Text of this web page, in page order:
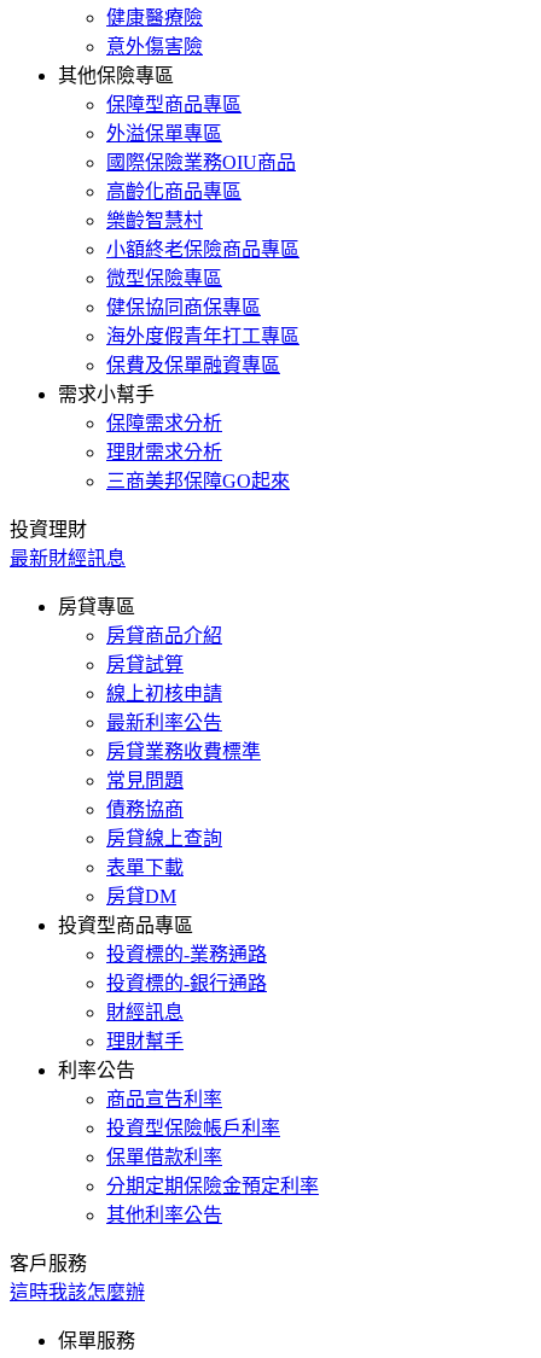
健康醫療險
意外傷害險
其他保險專區
保障型商品專區
外溢保單專區
國際保險業務OIU商品
高齡化商品專區
樂齡智慧村
小額終老保險商品專區
微型保險專區
健保協同商保專區
海外度假青年打工專區
保費及保單融資專區
需求小幫手
保障需求分析
理財需求分析
三商美邦保障GO起來
投資理財
最新財經訊息
房貸專區
房貸商品介紹
房貸試算
線上初核申請
最新利率公告
房貸業務收費標準
常見問題
債務協商
房貸線上查詢
表單下載
房貸DM
投資型商品專區
投資標的-業務通路
投資標的-銀行通路
財經訊息
理財幫手
利率公告
商品宣告利率
投資型保險帳戶利率
保單借款利率
分期定期保險金預定利率
其他利率公告
客戶服務
這時我該怎麼辦
保單服務